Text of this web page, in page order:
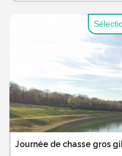
Journée de chasse gros